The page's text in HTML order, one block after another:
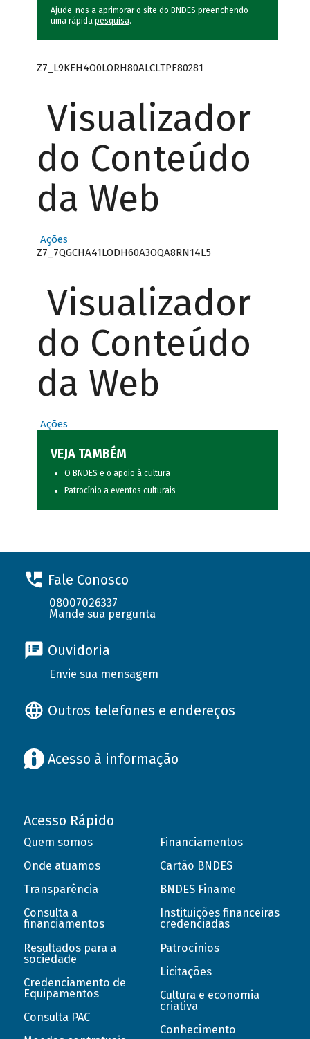
Ajude-nos a aprimorar o site do BNDES preenchendo
uma rápida pesquisa.
Z7_L9KEH4O0LORH80ALCLTPF80281
Visualizador
do Conteúdo
da Web
Ações
Z7_7QGCHA41LODH60A3OQA8RN14L5
Visualizador
do Conteúdo
da Web
Ações
VEJA TAMBÉM
O BNDES e o apoio à cultura
Patrocínio a eventos culturais
Fale Conosco
08007026337
Mande sua pergunta
Ouvidoria
Envie sua mensagem
Outros telefones e endereços
Acesso à informação
Acesso Rápido
Quem somos
Onde atuamos
Transparência
Consulta a
financiamentos
Resultados para a
sociedade
Credenciamento de
Equipamentos
Consulta PAC
Financiamentos
Cartão BNDES
BNDES Finame
Instituições financeiras
credenciadas
Patrocínios
Licitações
Cultura e economia
criativa
Conhecimento